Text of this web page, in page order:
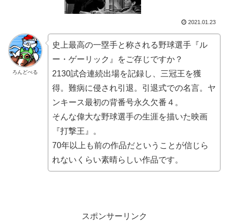
2021.01.23
ろんどべる
史上最高の一塁手と称される野球選手『ル
ー・ゲーリック』をご存じですか？
2130試合連続出場を記録し、三冠王を獲
得。難病に侵され引退。引退式での名言。ヤ
ンキース最初の背番号永久欠番４。
そんな偉大な野球選手の生涯を描いた映画
『打撃王』。
70年以上も前の作品だということが信じら
れないくらい素晴らしい作品です。
スポンサーリンク